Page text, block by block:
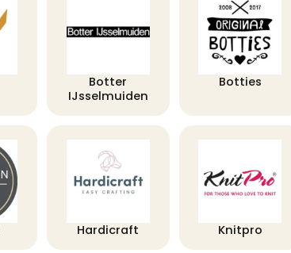
Botter
IJsselmuiden
Botties
Hardicraft Knitpro